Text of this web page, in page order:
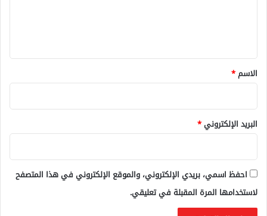
*
الاسم*
البريد الإلكتروني*
احفظ اسمي، بريدي الإلكتروني، والموقع الإلكتروني في هذا المتصفح
لاستخدامها المرة المقبلة في تعليقي.